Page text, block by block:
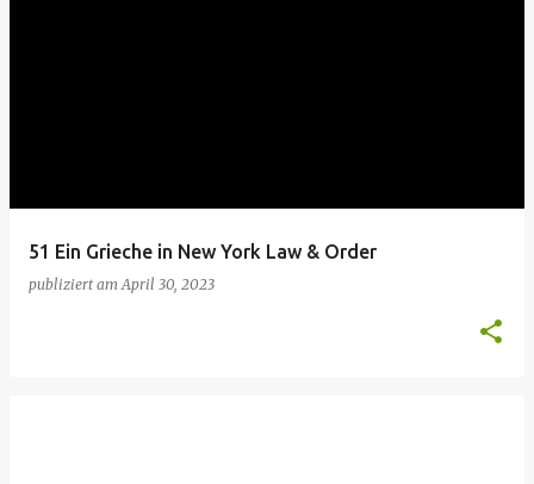
51 Ein Grieche in New York Law & Order
publiziert amApril 30, 2023